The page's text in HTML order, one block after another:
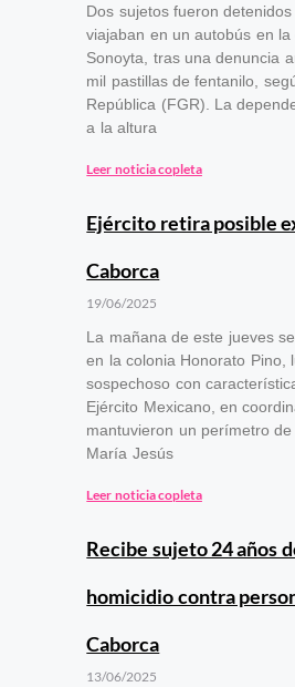
Dos sujetos fueron
viajaban en un autobús en
Sonoyta, tras una denuncia
mil pastillas de fentanilo,
República (FGR). La
a la altura
Leer noticia copleta
Ejército retira posible
Caborca
19/06/2025
La mañana de este jueves
en la colonia Honorato Pino,
sospechoso con
Ejército Mexicano, en
mantuvieron un perímetro
María Jesús
Leer noticia copleta
Recibe sujeto 24 años
homicidio contra
Caborca
13/06/2025